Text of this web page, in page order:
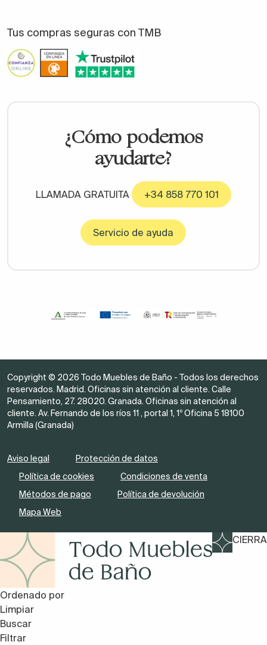
Tus compras seguras con TMB
¿Cómo podemos
ayudarte?
LLAMADA GRATUITA +34 858 770 101
Servicio de ayuda
Copyright © 2026 Todo Muebles de Baño - Todos los derechos
reservados. Madrid. Oficinas sin atención al cliente. Calle
Pensamiento, 27. 28020. Granada. Oficinas sin atención al
cliente. Av. Fernando de los ríos 11 , portal 1, 1º Oficina 5 18100
Armilla (Granada)
Aviso legal
Protección de datos
Política de cookies
Condiciones de venta
Métodos de pago
Política de devolución
Mapa Web
CIERRA
Ordenado por
Limpiar
Buscar
Filtrar